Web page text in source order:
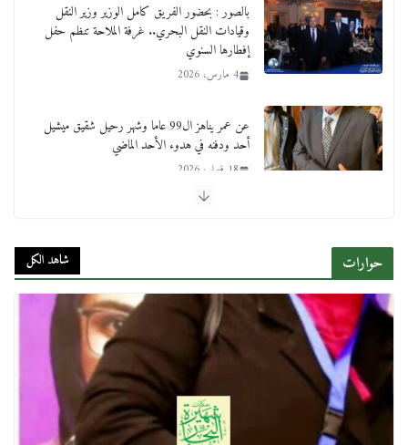
بالصور : بحضور الفريق كامل الوزير وزير النقل
وقيادات النقل البحري.. غرفة الملاحة تنظم حفل
إفطارها السنوي
4 مارس، 2026
عن عمر يناهز ال99 عاما وشهر رحيل شقيق ميشيل
أحد ودفنه في هدوء الأحد الماضي
18 فبراير، 2026
لجنة النقل والمواصلات بمجلس النواب ترسم خارطة
طريق لتطوير المنظومة .. ومصيلحي يطالب بـ«لجان
نوعية متخصصة» وربط التمويل بالإنجاز.
ماذا تعرف عن القويري غير انه بتاع الشمعدان
حوارات شاهد الكل